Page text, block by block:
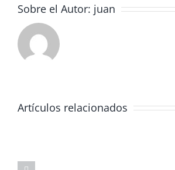
Sobre el Autor: juan
Artículos relacionados